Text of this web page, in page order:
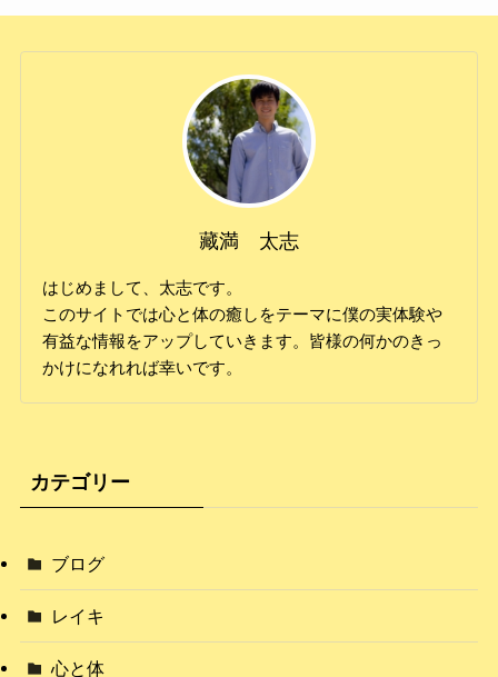
藏満 太志
はじめまして、太志です。
このサイトでは心と体の癒しをテーマに僕の実体験や
有益な情報をアップしていきます。皆様の何かのきっ
かけになれれば幸いです。
カテゴリー
ブログ
レイキ
心と体